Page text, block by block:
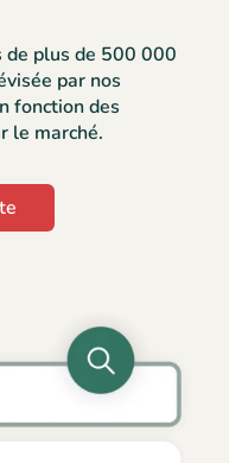
de plus de 500 000
par nos
fonction des
le marché.